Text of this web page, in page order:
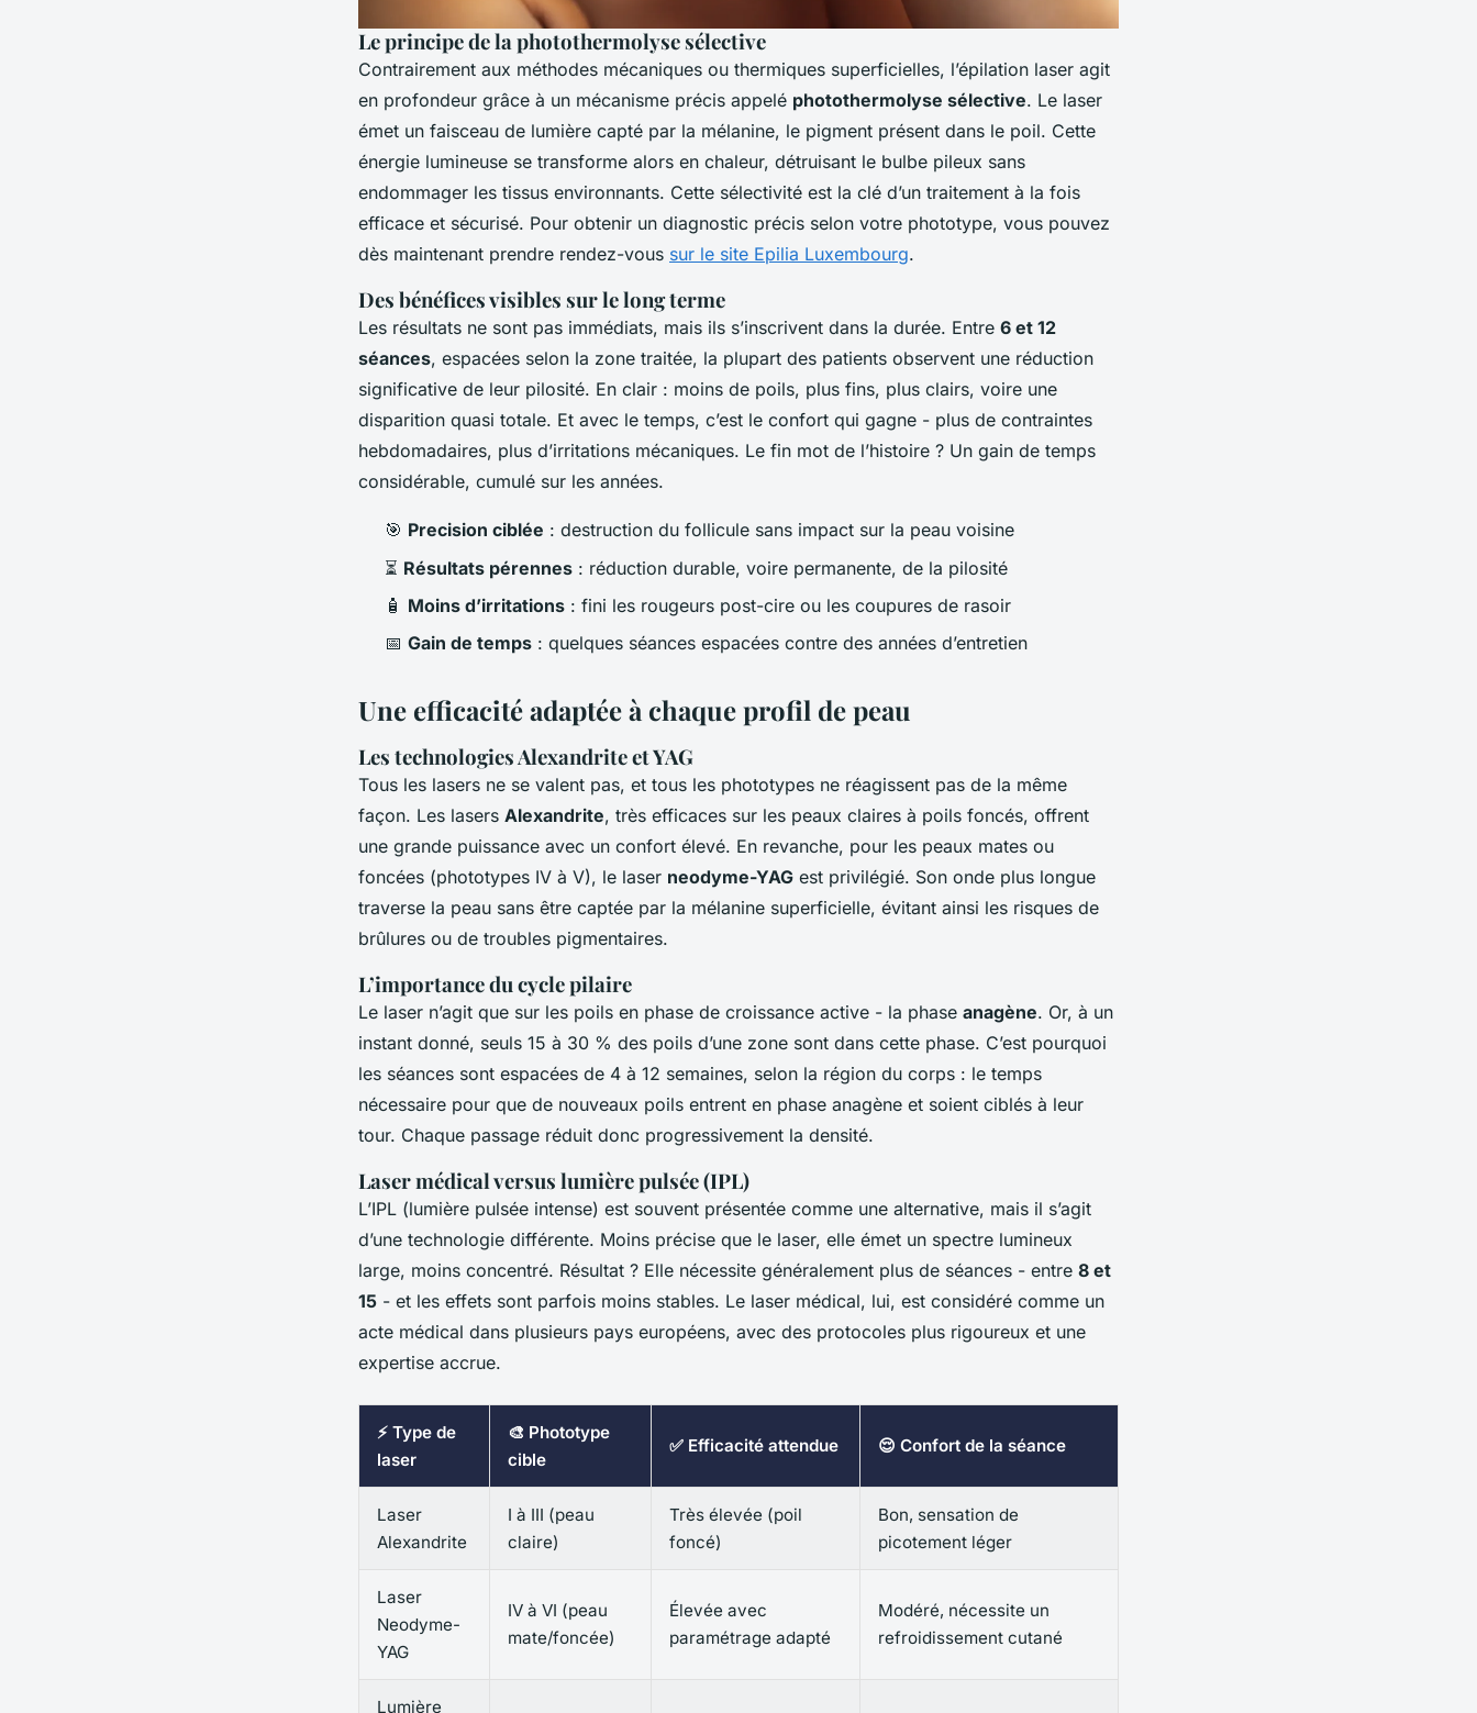
Le principe de la photothermolyse sélective
Contrairement aux méthodes mécaniques ou thermiques superficielles, l’épilation laser agit
en profondeur grâce à un mécanisme précis appelé photothermolyse sélective. Le laser
émet un faisceau de lumière capté par la mélanine, le pigment présent dans le poil. Cette
énergie lumineuse se transforme alors en chaleur, détruisant le bulbe pileux sans
endommager les tissus environnants. Cette sélectivité est la clé d’un traitement à la fois
efficace et sécurisé. Pour obtenir un diagnostic précis selon votre phototype, vous pouvez
dès maintenant prendre rendez-vous sur le site Epilia Luxembourg.
Des bénéfices visibles sur le long terme
Les résultats ne sont pas immédiats, mais ils s’inscrivent dans la durée. Entre 6 et 12
séances, espacées selon la zone traitée, la plupart des patients observent une réduction
significative de leur pilosité. En clair : moins de poils, plus fins, plus clairs, voire une
disparition quasi totale. Et avec le temps, c’est le confort qui gagne - plus de contraintes
hebdomadaires, plus d’irritations mécaniques. Le fin mot de l’histoire ? Un gain de temps
considérable, cumulé sur les années.
🎯 Precision ciblée : destruction du follicule sans impact sur la peau voisine
⏳ Résultats pérennes : réduction durable, voire permanente, de la pilosité
🧴 Moins d’irritations : fini les rougeurs post-cire ou les coupures de rasoir
📅 Gain de temps : quelques séances espacées contre des années d’entretien
Une efficacité adaptée à chaque profil de peau
Les technologies Alexandrite et YAG
Tous les lasers ne se valent pas, et tous les phototypes ne réagissent pas de la même
façon. Les lasers Alexandrite, très efficaces sur les peaux claires à poils foncés, offrent
une grande puissance avec un confort élevé. En revanche, pour les peaux mates ou
foncées (phototypes IV à V), le laser neodyme-YAG est privilégié. Son onde plus longue
traverse la peau sans être captée par la mélanine superficielle, évitant ainsi les risques de
brûlures ou de troubles pigmentaires.
L’importance du cycle pilaire
Le laser n’agit que sur les poils en phase de croissance active - la phase anagène. Or, à un
instant donné, seuls 15 à 30 % des poils d’une zone sont dans cette phase. C’est pourquoi
les séances sont espacées de 4 à 12 semaines, selon la région du corps : le temps
nécessaire pour que de nouveaux poils entrent en phase anagène et soient ciblés à leur
tour. Chaque passage réduit donc progressivement la densité.
Laser médical versus lumière pulsée (IPL)
L’IPL (lumière pulsée intense) est souvent présentée comme une alternative, mais il s’agit
d’une technologie différente. Moins précise que le laser, elle émet un spectre lumineux
large, moins concentré. Résultat ? Elle nécessite généralement plus de séances - entre 8 et
15 - et les effets sont parfois moins stables. Le laser médical, lui, est considéré comme un
acte médical dans plusieurs pays européens, avec des protocoles plus rigoureux et une
expertise accrue.
⚡ Type de
laser
🎨 Phototype
cible
✅ Efficacité attendue 😌 Confort de la séance
Laser
Alexandrite
I à III (peau
claire)
Très élevée (poil
foncé)
Bon, sensation de
picotement léger
Laser
Neodyme-
YAG
IV à VI (peau
mate/foncée)
Élevée avec
paramétrage adapté
Modéré, nécessite un
refroidissement cutané
Lumière